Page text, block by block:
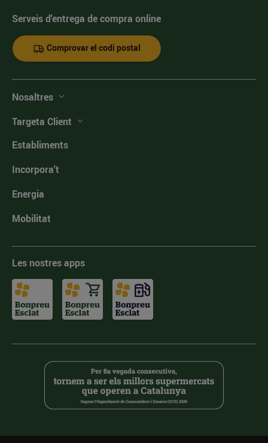
Serveis d'entrega de compra online
Comprovar el codi postal
Nosaltres
Targeta Client
Establiments
Incorpora't
Energia
Mobilitat
Les nostres apps